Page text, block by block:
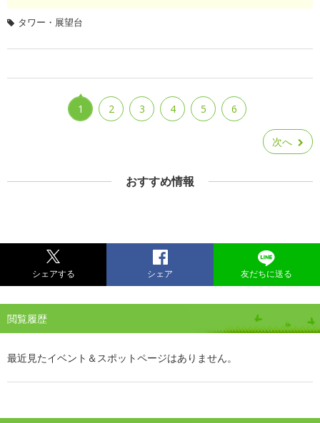
タワー・展望台
1 2 3 4 5 6
次へ
おすすめ情報
シェアする シェア 友だちに送る
閲覧履歴
最近見たイベント＆スポットページはありません。